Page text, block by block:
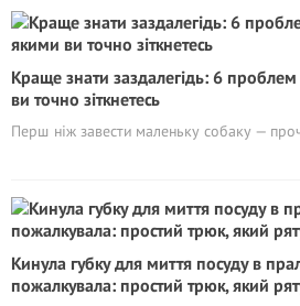
Краще знати заздалегідь: 6
ви точно зіткнетесь
Перш ніж завести маленьку собаку —
Кинула губку для миття посуду в
пожалкувала: простий трюк, який